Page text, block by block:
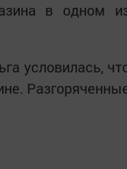
в одном
условилась,